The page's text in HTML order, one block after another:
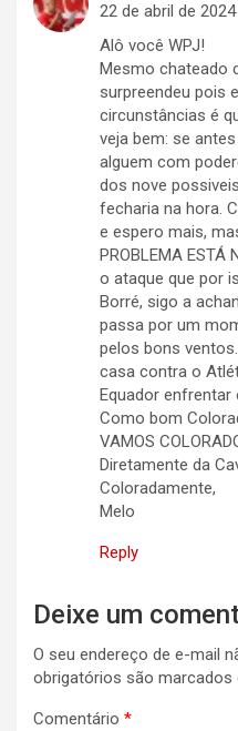
22 de abril de
Alô você WPJ!
Mesmo chateado
surpreendeu pois
circunstâncias é
veja bem: se
alguem com
dos nove
fecharia na hora.
e espero mais,
PROBLEMA ESTÁ
o ataque que por
Borré, sigo a
passa por um
pelos bons
casa contra o
Equador enfrentar
Como bom
VAMOS
Diretamente da
Coloradamente,
Melo
Reply
Deixe um
O seu endereço de e-mail
obrigatórios são marcados
Comentário *